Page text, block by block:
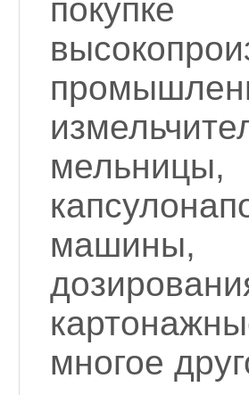
покупке
мельницы,
многое